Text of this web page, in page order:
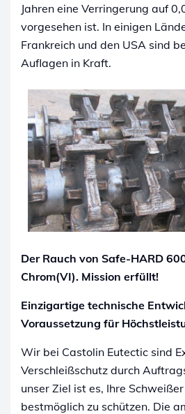
Jahren eine Verringerung auf
vorgesehen ist. In einigen
Frankreich und den USA sind
Auflagen in Kraft.
Der Rauch von Safe-HARD
Chrom(VI). Mission erfüllt!
Einzigartige technische
Voraussetzung für
Wir bei Castolin Eutectic sind
Verschleißschutz durch
unser Ziel ist es, Ihre
bestmöglich zu schützen. Die